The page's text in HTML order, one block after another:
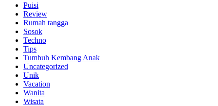
Puisi
Review
Rumah tangga
Sosok
Techno
Tips
Tumbuh Kembang Anak
Uncategorized
Unik
Vacation
Wanita
Wisata